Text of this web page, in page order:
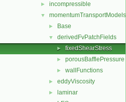
► incompressible
▼ momentumTransportModels
► Base
▼ derivedFvPatchFields
► fixedShearStress
► porousBafflePressure
► wallFunctions
► eddyViscosity
► laminar